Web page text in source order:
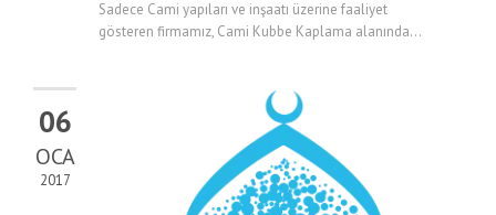
Sadece Cami yapıları ve inşaatı üzerine faaliyet
gösteren firmamız, Cami Kubbe Kaplama alanında...
06
OCA
2017